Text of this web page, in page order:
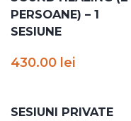
PERSOANE) – 1
SESIUNE
430.00 lei
SESIUNI PRIVATE